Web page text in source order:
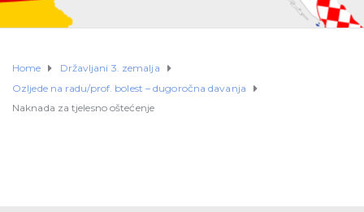
Home
Državljani 3. zemalja
Ozljede na radu/prof. bolest – dugoročna davanja
Naknada za tjelesno oštećenje